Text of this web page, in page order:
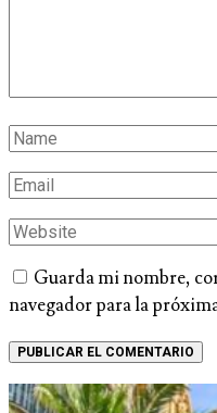
Guarda mi nombre,
navegador para la